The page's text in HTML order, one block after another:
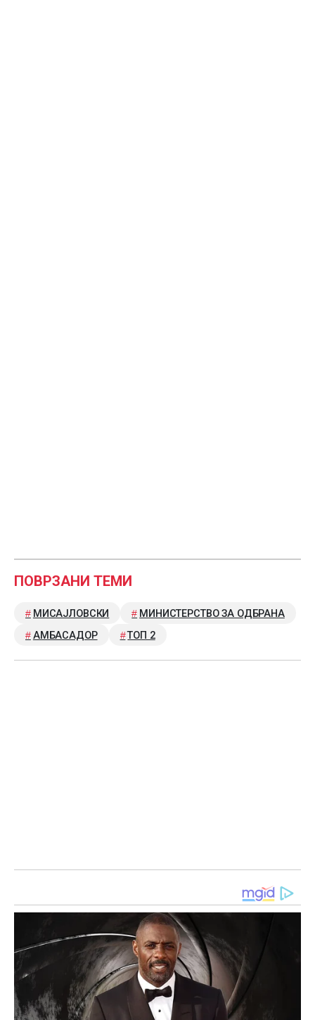
ПОВРЗАНИ ТЕМИ
МИСАЈЛОВСКИ
МИНИСТЕРСТВО ЗА ОДБРАНА
АМБАСАДОР
ТОП 2